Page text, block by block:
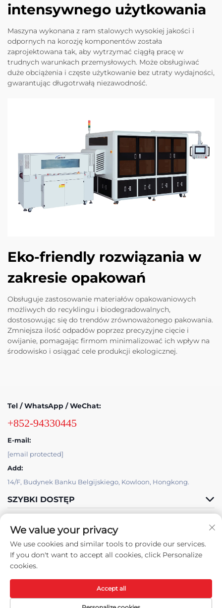
intensywnego użytkowania
Maszyna wykonana z ram stalowych wysokiej jakości i
odpornych na korozję komponentów została
zaprojektowana tak, aby wytrzymać ciągłą pracę w
trudnych warunkach przemysłowych. Może obsługiwać
duże obciążenia i częste użytkowanie bez utraty wydajności,
gwarantując długotrwałą niezawodność.
Eko-friendly rozwiązania w
zakresie opakowań
Obsługuje zastosowanie materiałów opakowaniowych
możliwych do recyklingu i biodegradowalnych,
dostosowując się do trendów zrównoważonego pakowania.
Zmniejsza ilość odpadów poprzez precyzyjne cięcie i
owijanie, pomagając firmom minimalizować ich wpływ na
środowisko i osiągać cele produkcji ekologicznej.
Tel / WhatsApp / WeChat:
+852-94330445
E-mail:
[email protected]
Add:
14/F, Budynek Banku Belgijskiego, Kowloon, Hongkong.
SZYBKI DOSTĘP
Prawa autorskie © 2025 Skyat Limited. -Polityka prywatności
We value your privacy
We use cookies and similar tools to provide our services.
If you don't want to accept all cookies, click Personalize
cookies.
Accept all